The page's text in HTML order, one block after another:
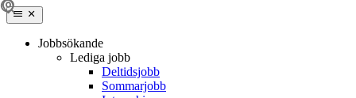
Jobbsökande
Lediga jobb
Deltidsjobb
Sommarjobb